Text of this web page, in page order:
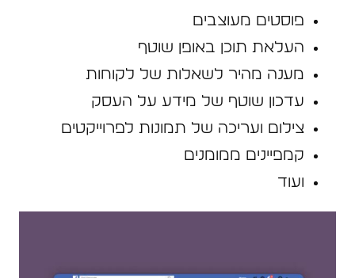
פוסטים מעוצבים
העלאת תוכן באופן שוטף
מענה מהיר לשאלות של לקוחות
עדכון שוטף של מידע על העסק
צילום ועריכה של תמונות לפרוייקטים
קמפיינים ממומנים
ועוד